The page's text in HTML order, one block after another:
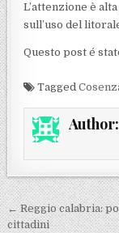
L’attenzione è
sull’uso del
Questo post é
Tagged
Author:
← Reggio calabria:
cittadini